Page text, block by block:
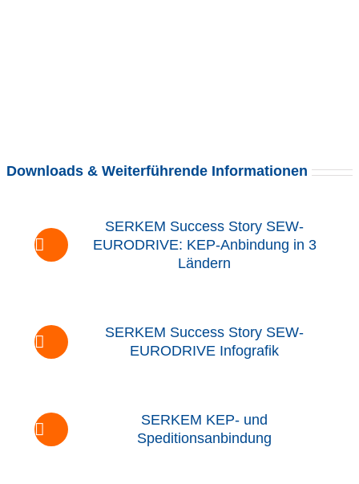
Downloads & Weiterführende Informationen
SERKEM Success Story SEW-
EURODRIVE: KEP-Anbindung in 3
Ländern
SERKEM Success Story SEW-
EURODRIVE Infografik
SERKEM KEP- und
Speditionsanbindung